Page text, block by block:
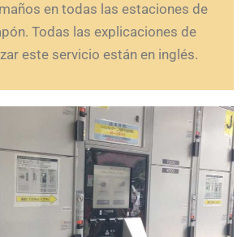
en todas las estaciones de
Todas las explicaciones de
este servicio están en inglés.